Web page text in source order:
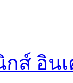
ส์ อิน